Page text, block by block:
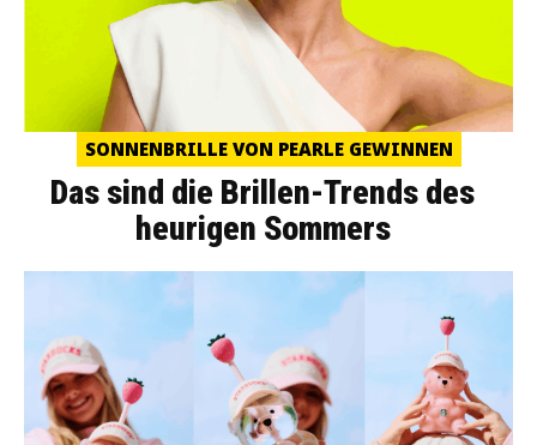
SONNENBRILLE VON PEARLE GEWINNEN
Das sind die Brillen-Trends des
heurigen Sommers